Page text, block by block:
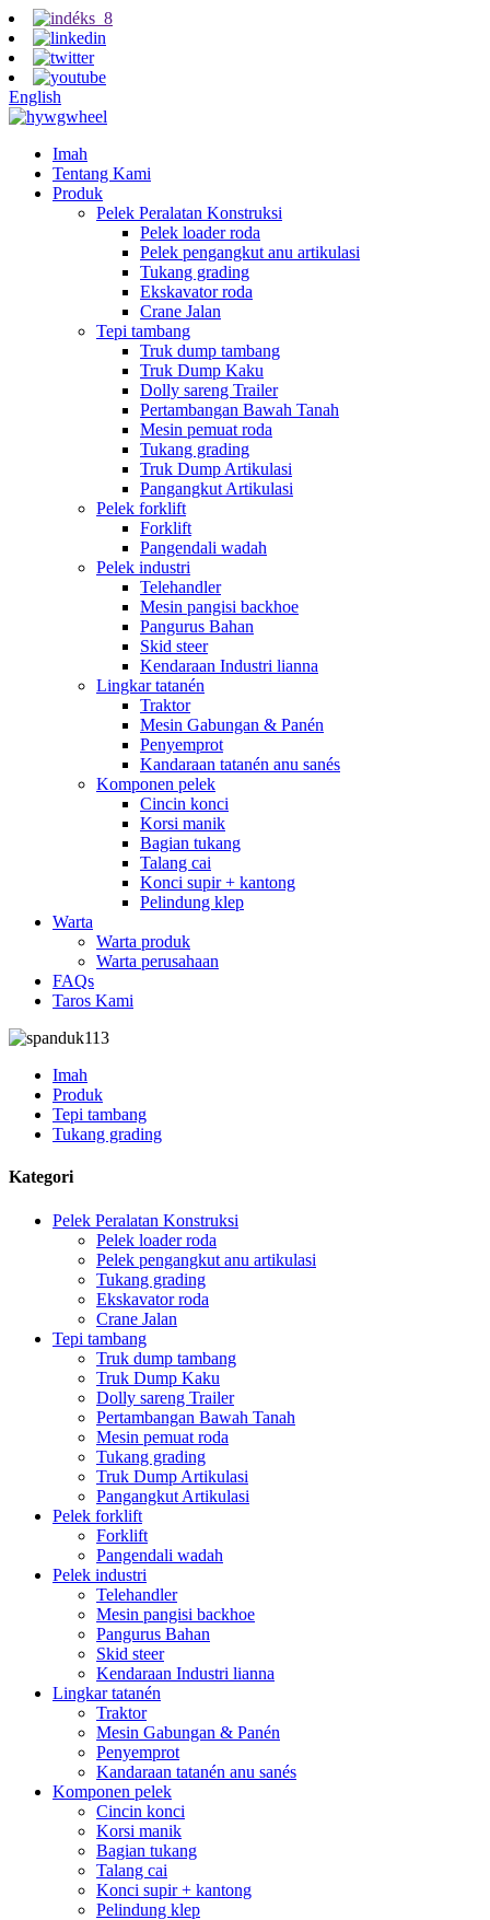
English
Imah
Tentang Kami
Produk
Pelek Peralatan Konstruksi
Pelek loader roda
Pelek pengangkut anu artikulasi
Tukang grading
Ekskavator roda
Crane Jalan
Tepi tambang
Truk dump tambang
Truk Dump Kaku
Dolly sareng Trailer
Pertambangan Bawah Tanah
Mesin pemuat roda
Tukang grading
Truk Dump Artikulasi
Pangangkut Artikulasi
Pelek forklift
Forklift
Pangendali wadah
Pelek industri
Telehandler
Mesin pangisi backhoe
Pangurus Bahan
Skid steer
Kendaraan Industri lianna
Lingkar tatanén
Traktor
Mesin Gabungan & Panén
Penyemprot
Kandaraan tatanén anu sanés
Komponen pelek
Cincin konci
Korsi manik
Bagian tukang
Talang cai
Konci supir + kantong
Pelindung klep
Warta
Warta produk
Warta perusahaan
FAQs
Taros Kami
Imah
Produk
Tepi tambang
Tukang grading
Kategori
Pelek Peralatan Konstruksi
Pelek loader roda
Pelek pengangkut anu artikulasi
Tukang grading
Ekskavator roda
Crane Jalan
Tepi tambang
Truk dump tambang
Truk Dump Kaku
Dolly sareng Trailer
Pertambangan Bawah Tanah
Mesin pemuat roda
Tukang grading
Truk Dump Artikulasi
Pangangkut Artikulasi
Pelek forklift
Forklift
Pangendali wadah
Pelek industri
Telehandler
Mesin pangisi backhoe
Pangurus Bahan
Skid steer
Kendaraan Industri lianna
Lingkar tatanén
Traktor
Mesin Gabungan & Panén
Penyemprot
Kandaraan tatanén anu sanés
Komponen pelek
Cincin konci
Korsi manik
Bagian tukang
Talang cai
Konci supir + kantong
Pelindung klep